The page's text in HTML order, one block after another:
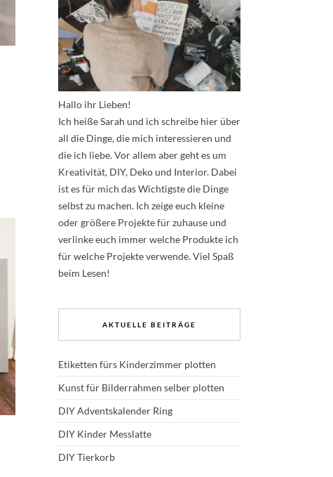
Hallo ihr Lieben!
Ich heiße Sarah und ich schreibe hier über
all die Dinge, die mich interessieren und
die ich liebe. Vor allem aber geht es um
Kreativität, DIY, Deko und Interior. Dabei
ist es für mich das Wichtigste die Dinge
selbst zu machen. Ich zeige euch kleine
oder größere Projekte für zuhause und
verlinke euch immer welche Produkte ich
für welche Projekte verwende. Viel Spaß
beim Lesen!
AKTUELLE BEITRÄGE
Etiketten fürs Kinderzimmer plotten
Kunst für Bilderrahmen selber plotten
DIY Adventskalender Ring
DIY Kinder Messlatte
DIY Tierkorb